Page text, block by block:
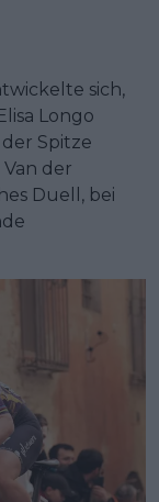
sich,
Longo
Spitze
der
Duell, bei